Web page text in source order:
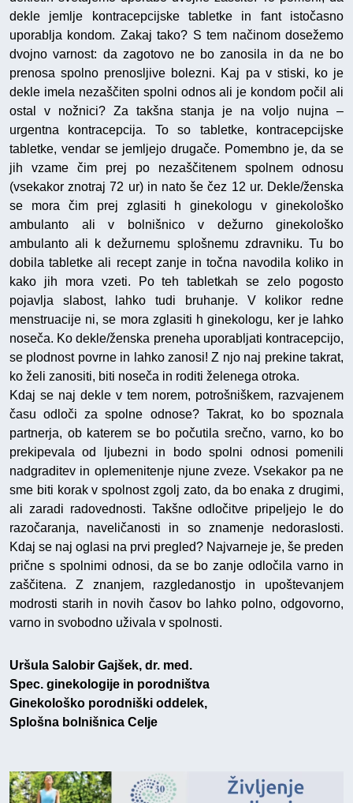
dekle jemlje kontracepcijske tabletke in fant istočasno
uporablja kondom. Zakaj tako? S tem načinom dosežemo
dvojno varnost: da zagotovo ne bo zanosila in da ne bo
prenosa spolno prenosljive bolezni. Kaj pa v stiski, ko je
dekle imela nezaščiten spolni odnos ali je kondom počil ali
ostal v nožnici? Za takšna stanja je na voljo nujna –
urgentna kontracepcija. To so tabletke, kontracepcijske
tabletke, vendar se jemljejo drugače. Pomembno je, da se
jih vzame čim prej po nezaščitenem spolnem odnosu
(vsekakor znotraj 72 ur) in nato še čez 12 ur. Dekle/ženska
se mora čim prej zglasiti h ginekologu v ginekološko
ambulanto ali v bolnišnico v dežurno ginekološko
ambulanto ali k dežurnemu splošnemu zdravniku. Tu bo
dobila tabletke ali recept zanje in točna navodila koliko in
kako jih mora vzeti. Po teh tabletkah se zelo pogosto
pojavlja slabost, lahko tudi bruhanje. V kolikor redne
menstruacije ni, se mora zglasiti h ginekologu, ker je lahko
noseča. Ko dekle/ženska preneha uporabljati kontracepcijo,
se plodnost povrne in lahko zanosi! Z njo naj prekine takrat,
ko želi zanositi, biti noseča in roditi želenega otroka.
Kdaj se naj dekle v tem norem, potrošniškem, razvajenem
času odloči za spolne odnose? Takrat, ko bo spoznala
partnerja, ob katerem se bo počutila srečno, varno, ko bo
prekipevala od ljubezni in bodo spolni odnosi pomenili
nadgraditev in oplemenitenje njune zveze. Vsekakor pa ne
sme biti korak v spolnost zgolj zato, da bo enaka z drugimi,
ali zaradi radovednosti. Takšne odločitve pripeljejo le do
razočaranja, naveličanosti in so znamenje nedoraslosti.
Kdaj se naj oglasi na prvi pregled? Najvarneje je, še preden
prične s spolnimi odnosi, da se bo zanje odločila varno in
zaščitena. Z znanjem, razgledanostjo in upoštevanjem
modrosti starih in novih časov bo lahko polno, odgovorno,
varno in svobodno uživala v spolnosti.
Uršula Salobir Gajšek, dr. med.
Spec. ginekologije in porodništva
Ginekološko porodniški oddelek,
Splošna bolnišnica Celje